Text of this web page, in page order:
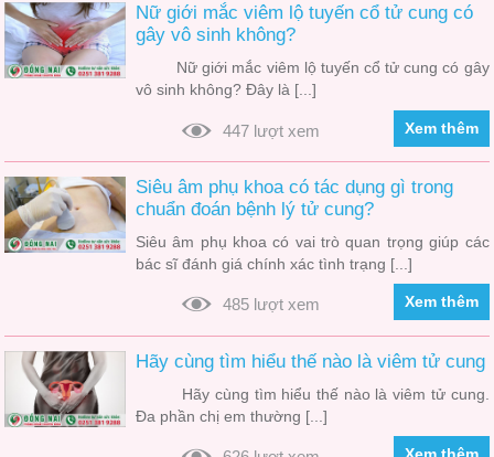
Nữ giới mắc viêm lộ tuyến cổ tử cung có
gây vô sinh không?
Nữ giới mắc viêm lộ tuyến cổ tử cung có gây
vô sinh không? Đây là [...]
447 lượt xem Xem thêm
Siêu âm phụ khoa có tác dụng gì trong
chuẩn đoán bệnh lý tử cung?
Siêu âm phụ khoa có vai trò quan trọng giúp các
bác sĩ đánh giá chính xác tình trạng [...]
485 lượt xem Xem thêm
Hãy cùng tìm hiểu thế nào là viêm tử cung
Hãy cùng tìm hiểu thế nào là viêm tử cung.
Đa phần chị em thường [...]